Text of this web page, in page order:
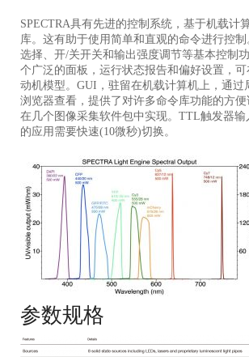
SPECTRA具有先进的控制系统，基于机载计
库。 这有助于使用简单和直观的命令进行控制
选择、开/关开关和输出强度调节等基本控制功
个广泛的面板，运行状态报告和偏好设置，
动机模型。 GUI，驻留在机载计算机上，通过
浏览器查看，提供了对许多命令库功能的方便
在几个图像采集软件包中实现。 TTL触发器输
的应用需要快速(10微秒)切换。
参数规格